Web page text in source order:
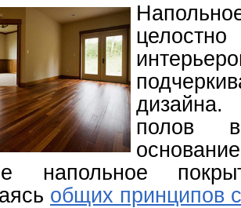
полов
напольное
общих принципов